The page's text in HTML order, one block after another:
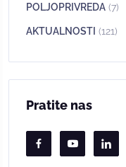
POLJOPRIVREDA (7)
AKTUALNOSTI (121)
Pratite nas